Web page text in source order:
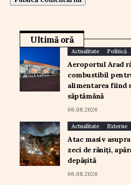
Ultimă oră
Actualitate Politică
Aeroportul Arad
combustibil
alimentarea fiind
săptămână
06.08.2026
Actualitate Externe
Atac masiv
zeci de răniți,
depășită
06.08.2026